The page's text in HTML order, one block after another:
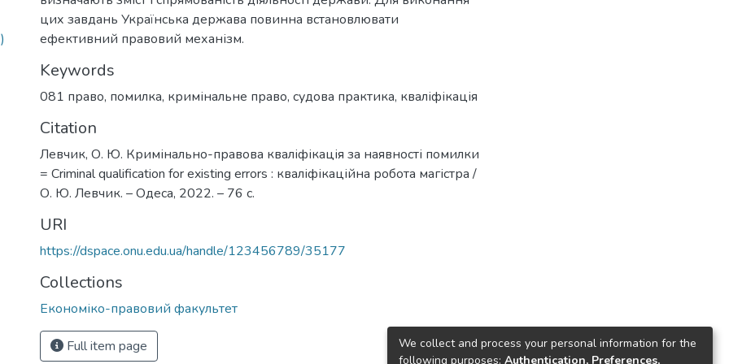
цих завдань Українська держава повинна встановлювати
ефективний правовий механізм.
Keywords
081 право, помилка, кримінальне право, судова практика, кваліфікація
Citation
Левчик, О. Ю. Кримінально-правова кваліфікація за наявності помилки
= Criminal qualification for existing errors : кваліфікаційна робота магістра /
О. Ю. Левчик. – Одеса, 2022. – 76 с.
URI
https://dspace.onu.edu.ua/handle/123456789/35177
Collections
Економіко-правовий факультет
Full item page
We collect and process your personal information for the
following purposes: Authentication, Preferences,